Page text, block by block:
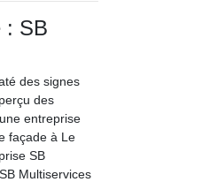
: SB
des signes
des
entreprise
façade à Le
SB
Multiservices